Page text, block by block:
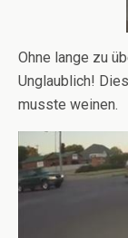
Ohne lange zu
Unglaublich!
musste weinen.
Video-
Player